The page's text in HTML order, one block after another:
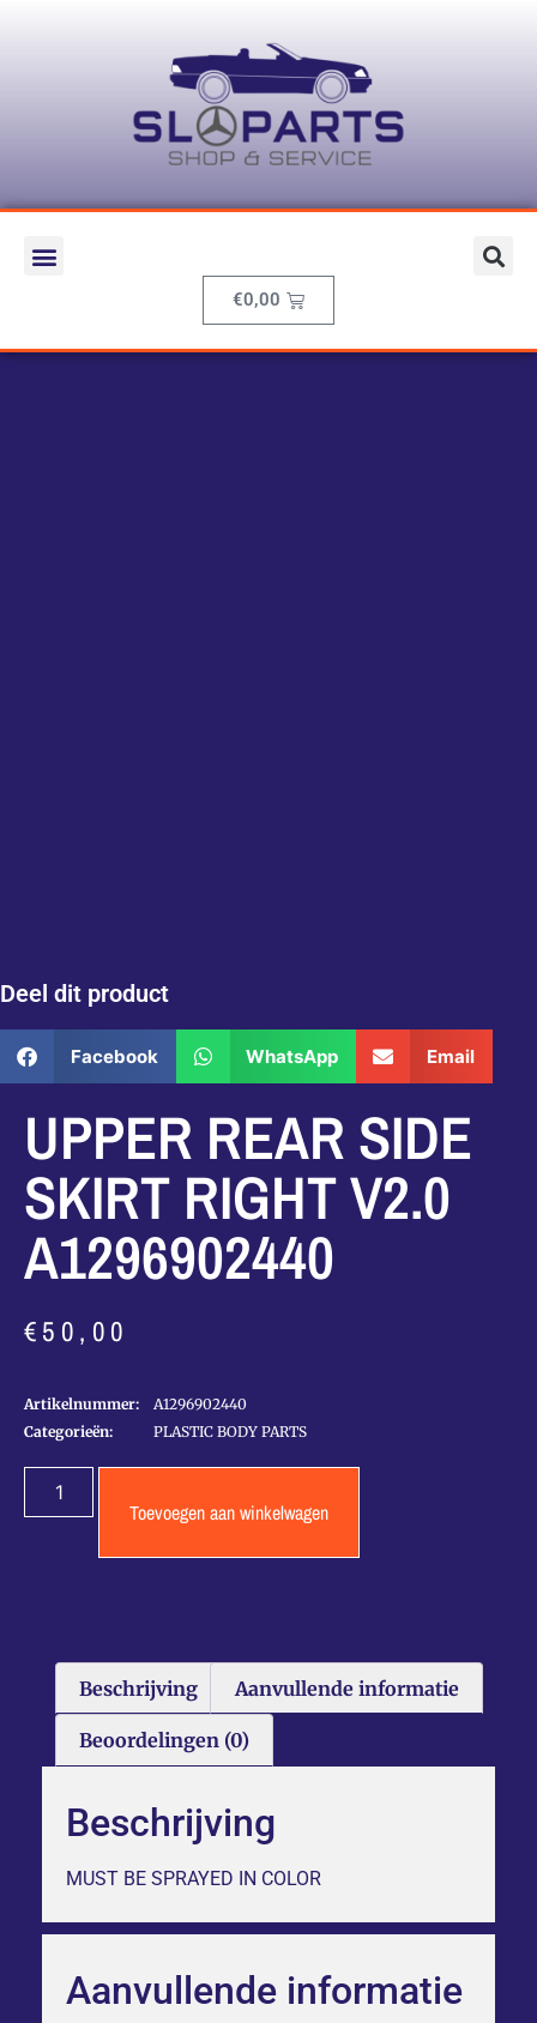
€0,00
Deel dit product
Facebook WhatsApp Email
UPPER REAR SIDE
SKIRT RIGHT V2.0
A1296902440
€50,00
Artikelnummer:
A1296902440
Categorieën:
PLASTIC BODY PARTS
Toevoegen aan winkelwagen
Beschrijving Aanvullende informatie
Beoordelingen (0)
Beschrijving
MUST BE SPRAYED IN COLOR
Aanvullende informatie